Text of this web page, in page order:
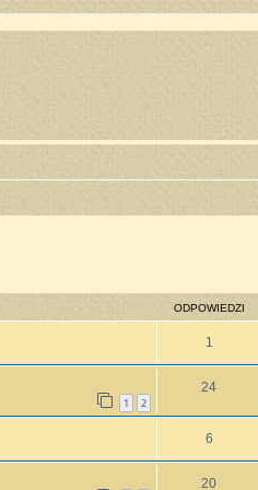
ODPOWIEDZI
1
1 2
24
6
20